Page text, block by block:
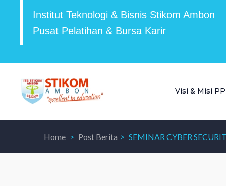
Institut Teknologi & Bisnis Stikom Ambon
Pusat Pelatihan & Bursa Karir
Visi & Misi
Home Post Berita SEMINAR CYBER